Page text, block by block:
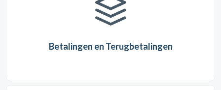
Betalingen en Terugbetalingen